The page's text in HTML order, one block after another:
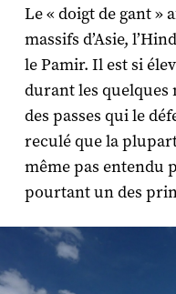
Le « doigt de gant »
massifs d’Asie,
le Pamir. Il est si
durant les quelques
des passes qui le
reculé que la
même pas entendu
pourtant un des